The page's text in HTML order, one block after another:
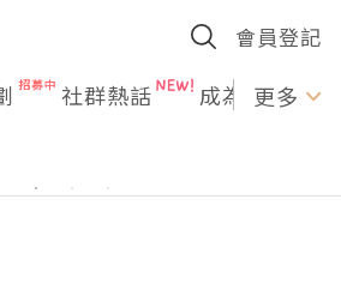
會員登記
社群熱話 成為U更多